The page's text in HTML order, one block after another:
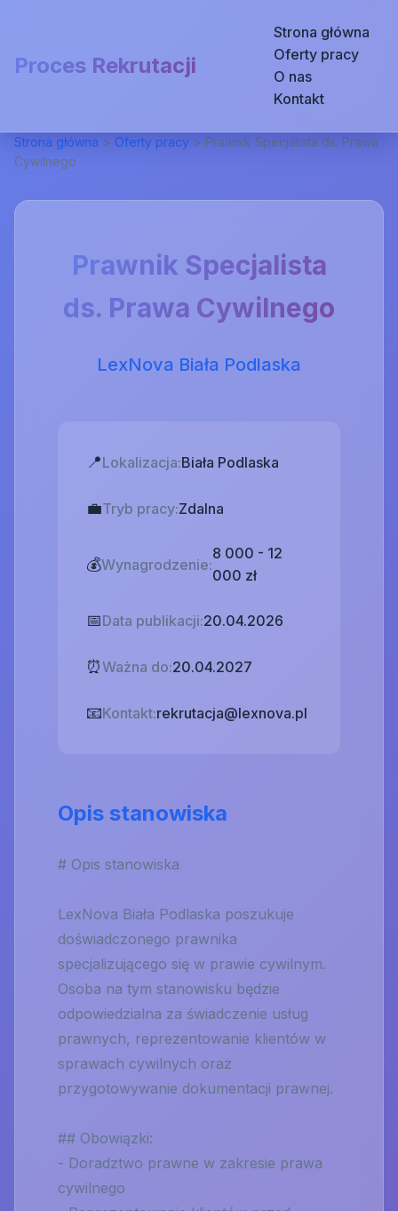
Proces Rekrutacji
Strona główna
Oferty pracy
O nas
Kontakt
Strona główna > Oferty pracy > Prawnik Specjalista ds. Prawa
Cywilnego
Prawnik Specjalista
ds. Prawa Cywilnego
LexNova Biała Podlaska
📍Lokalizacja:Biała Podlaska
💼Tryb pracy:Zdalna
💰Wynagrodzenie:
8 000 - 12
000 zł
📅Data publikacji:20.04.2026
⏰Ważna do:20.04.2027
📧Kontakt:rekrutacja@lexnova.pl
Opis stanowiska
# Opis stanowiska
LexNova Biała Podlaska poszukuje
doświadczonego prawnika
specjalizującego się w prawie cywilnym.
Osoba na tym stanowisku będzie
odpowiedzialna za świadczenie usług
prawnych, reprezentowanie klientów w
sprawach cywilnych oraz
przygotowywanie dokumentacji prawnej.
## Obowiązki:
- Doradztwo prawne w zakresie prawa
cywilnego